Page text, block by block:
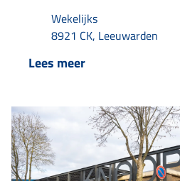
post doornemen en ordenen.-
uitkering.-Aanvragen of
Aanvragen van
Buurtservicepunt en de
Wekelijks
8921 CK, Leeuwarden
Lees meer